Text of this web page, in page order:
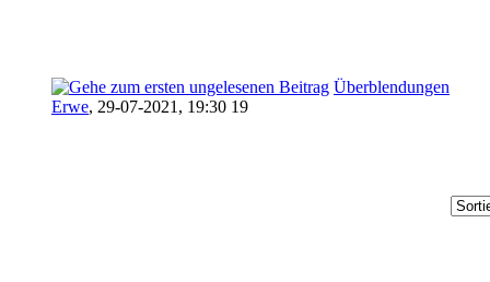
Überblendungen
Erwe, 29-07-2021, 19:30 19